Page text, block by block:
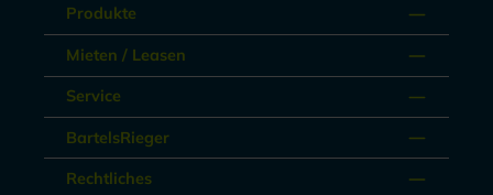
Produkte
Mieten / Leasen
Service
BartelsRieger
Rechtliches